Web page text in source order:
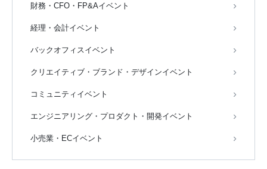
財務・CFO・FP&Aイベント
経理・会計イベント
バックオフィスイベント
クリエイティブ・ブランド・デザインイベント
コミュニティイベント
エンジニアリング・プロダクト・開発イベント
小売業・ECイベント